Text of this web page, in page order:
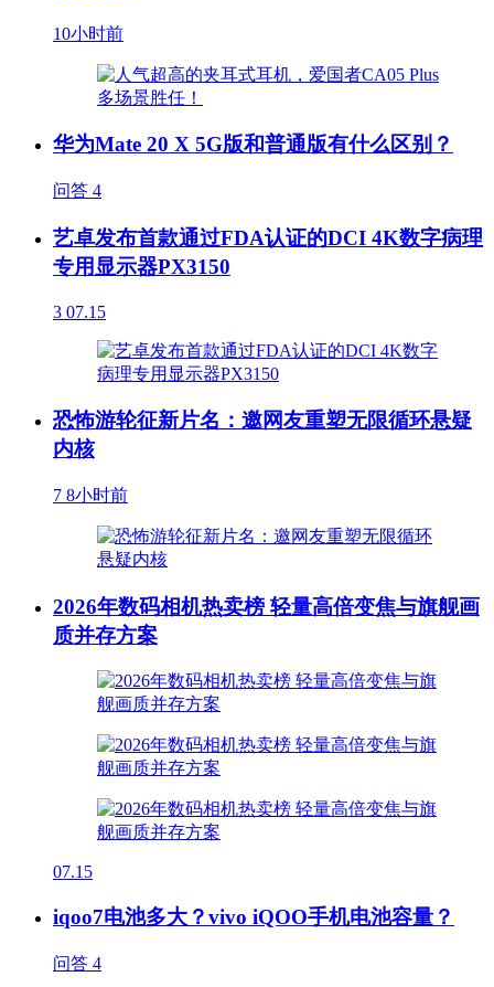
10小时前
华为Mate 20 X 5G版和普通版有什么区别？
问答 4
艺卓发布首款通过FDA认证的DCI 4K数字病理
专用显示器PX3150
3 07.15
恐怖游轮征新片名：邀网友重塑无限循环悬疑
内核
7 8小时前
2026年数码相机热卖榜 轻量高倍变焦与旗舰画
质并存方案
07.15
iqoo7电池多大？vivo iQOO手机电池容量？
问答 4